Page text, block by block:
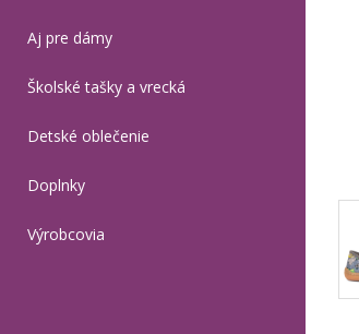
Aj pre dámy
Školské tašky a vrecká
Detské oblečenie
Doplnky
Výrobcovia